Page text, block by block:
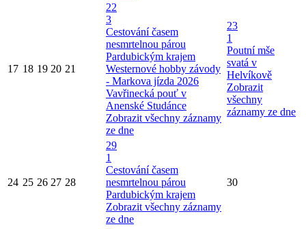
17 18 19 20 21
22
3
Cestování časem
nesmrtelnou párou
Pardubickým krajem
Westernové hobby závody
- Markova jízda 2026
Vavřinecká pouť v
Anenské Studánce
Zobrazit všechny záznamy
ze dne
23
1
Poutní mše
svatá v
Helvíkově
Zobrazit
všechny
záznamy ze dne
24 25 26 27 28
29
1
Cestování časem
nesmrtelnou párou
Pardubickým krajem
Zobrazit všechny záznamy
ze dne
30